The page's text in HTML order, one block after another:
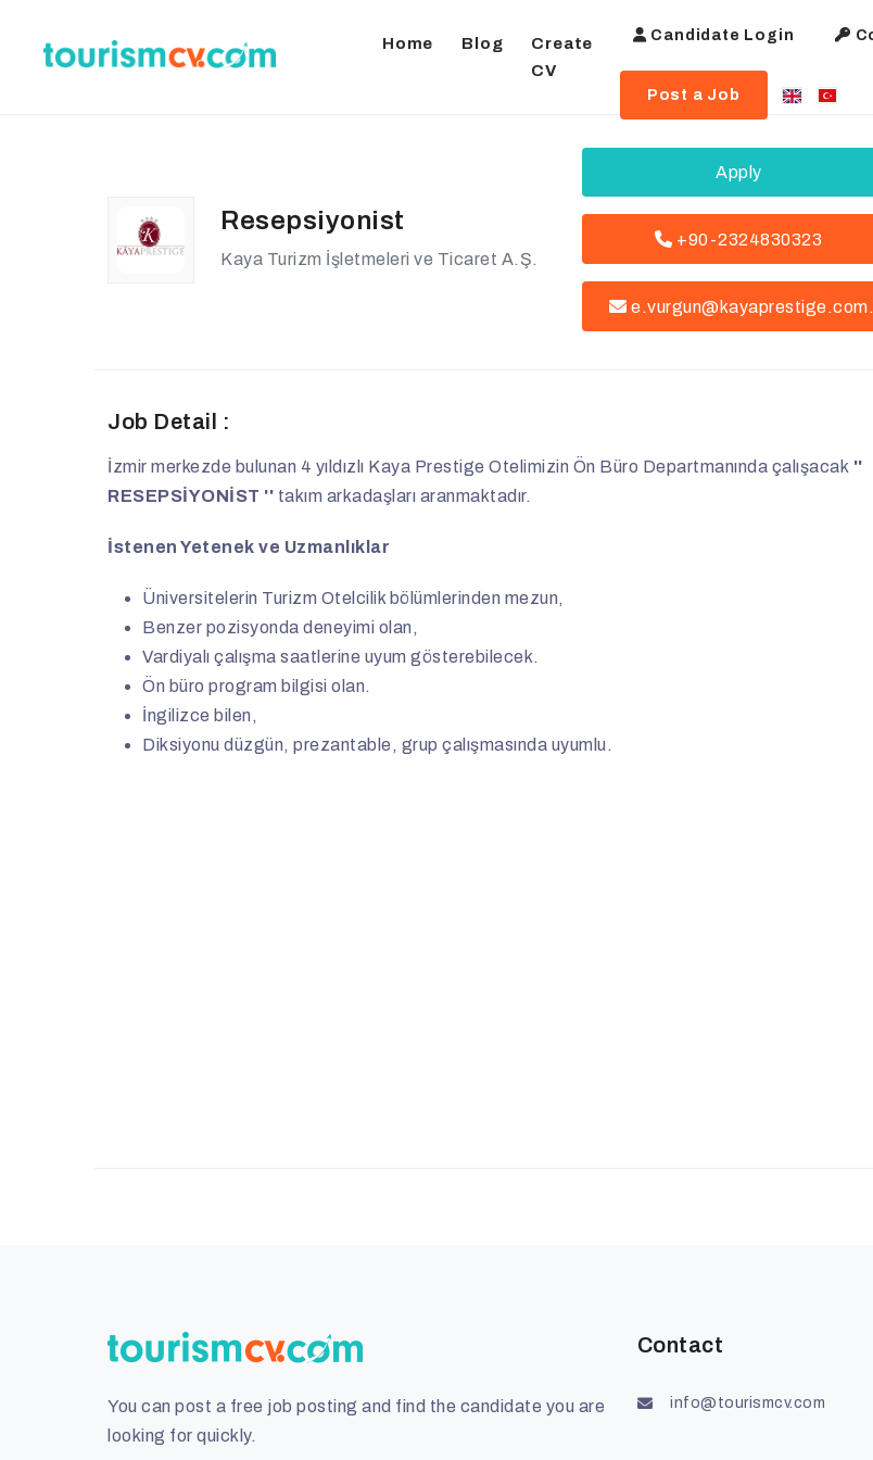
Home Blog
Create
CV
Candidate Login
Post a Job
Resepsiyonist
Kaya Turizm İşletmeleri ve Ticaret A.Ş.
Apply
+90-2324830323
Job Detail :
İzmir merkezde bulunan 4 yıldızlı Kaya Prestige Otelimizin Ön Büro Departmanında çalışacak ''
RESEPSİYONİST '' takım arkadaşları aranmaktadır.
İstenen Yetenek ve Uzmanlıklar
Üniversitelerin Turizm Otelcilik bölümlerinden mezun,
Benzer pozisyonda deneyimi olan,
Vardiyalı çalışma saatlerine uyum gösterebilecek.
Ön büro program bilgisi olan.
İngilizce bilen,
Diksiyonu düzgün, prezantable, grup çalışmasında uyumlu.
You can post a free job posting and find the candidate you are
looking for quickly.
Contact
info@tourismcv.com